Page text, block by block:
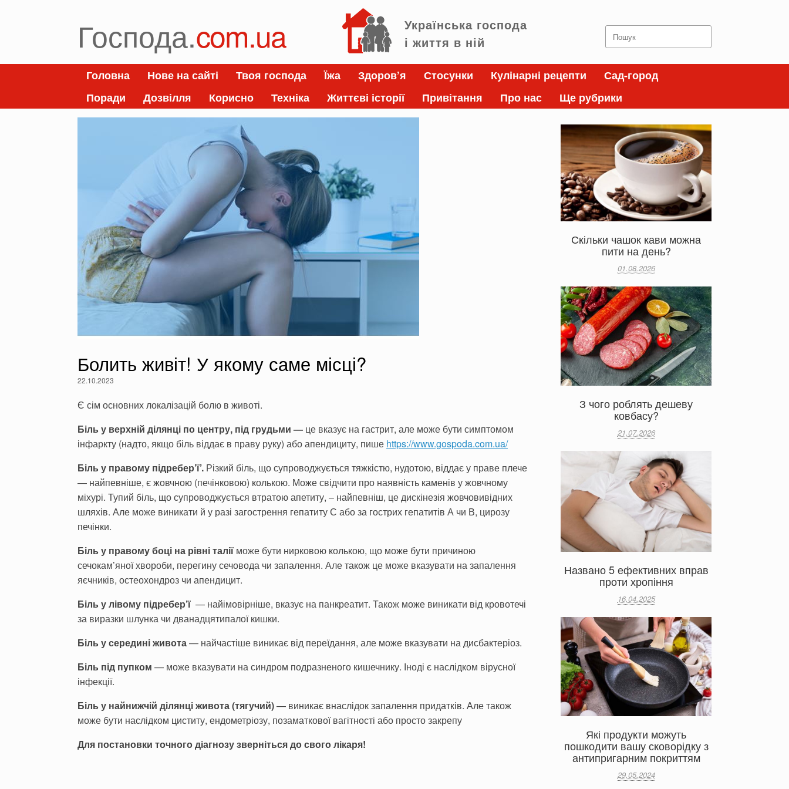
Господа.com.ua
Українська господа
і життя в ній
Search
for:
Головна Нове на сайті Твоя господа Їжа Здоров’я Стосунки Кулінарні рецепти
Сад-город
Поради
Дозвілля Корисно Техніка Життєві історії Привітання Про нас Ще рубрики
Болить живіт! У якому саме місці?
22.10.2023
Є сім основних локалізацій болю в животі.
Біль у верхній ділянці по центру, під грудьми — це вказує на гастрит, але може бути симптомом
інфаркту (надто, якщо біль віддає в праву руку) або апендициту, пише https://www.gospoda.com.ua/
Біль у правому підребер’ї’. Різкий біль, що супро­воджується тяжкістю, нудотою, віддає у праве плече
— найпевніше, є жовчною (печінковою) колькою. Може сві­дчити про наявність каменів у жовчному
міхурі. Тупий біль, що супроводжується втратою апетиту, – найпевніш, це дискінезія жовчовивідних
шляхів. Але може ви­никати й у разі загострення гепатиту С або за гострих ге­патитів А чи В, цирозу
печінки.
Біль у правому боці на рівні талії може бути ни­рковою колькою, що може бути причиною
сечокам’яної хвороби, перегину сечовода чи запалення. Але також це може вказувати на запалення
яєчників, остеохондроз чи апендицит.
Біль у лівому підребер’ї — найімовірніше, вказує на панкреатит. Також може виникати від кровотечі
за ви­разки шлунка чи дванадцятипалої кишки.
Біль у середині живота— найчастіше виникає від переїдання, але може вказувати на дисбактеріоз.
Біль під пупком — може вказувати на синдром по­дразненого кишечнику. Іноді є наслідком вірусної
інфекції.
Біль у найнижчій ділянці живота (тягучий)— ви­никає внаслідок запалення придатків. Але також
може бути наслідком циститу, ендометріозу, позаматкової вагі­тності або просто закрепу
Для постановки точного діагнозу зверніться до свого лікаря!
Скільки чашок кави можна
пити на день?
01.08.2026
З чого роблять дешеву
ковбасу?
21.07.2026
Названо 5 ефективних вправ
проти хропіння
16.04.2025
Які продукти можуть
пошкодити вашу сковорідку з
антипригарним покриттям
29.05.2024